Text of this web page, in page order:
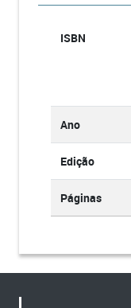
ISBN
Ano
Edição
Páginas